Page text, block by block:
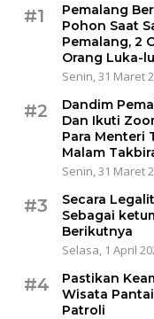
#1
Pemalang
Pohon Saat
Pemalang, 2
Orang Luka-
Senin, 31 Maret
#2
Dandim
Dan Ikuti
Para Menteri
Malam
Senin, 31 Maret
#3
Secara
Sebagai
Berikutnya
Selasa, 1 April
#4
Pastikan
Wisata
Patroli